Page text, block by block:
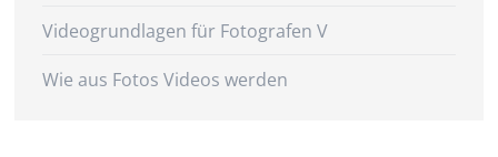
Videogrundlagen für Fotografen V
Wie aus Fotos Videos werden